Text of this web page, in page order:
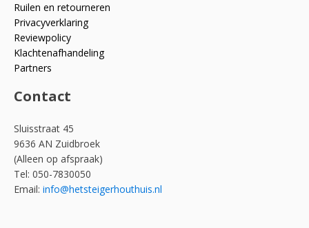
Ruilen en retourneren
Privacyverklaring
Reviewpolicy
Klachtenafhandeling
Partners
Contact
Sluisstraat 45
9636 AN Zuidbroek
(Alleen op afspraak)
Tel: 050-7830050
Email: info@hetsteigerhouthuis.nl